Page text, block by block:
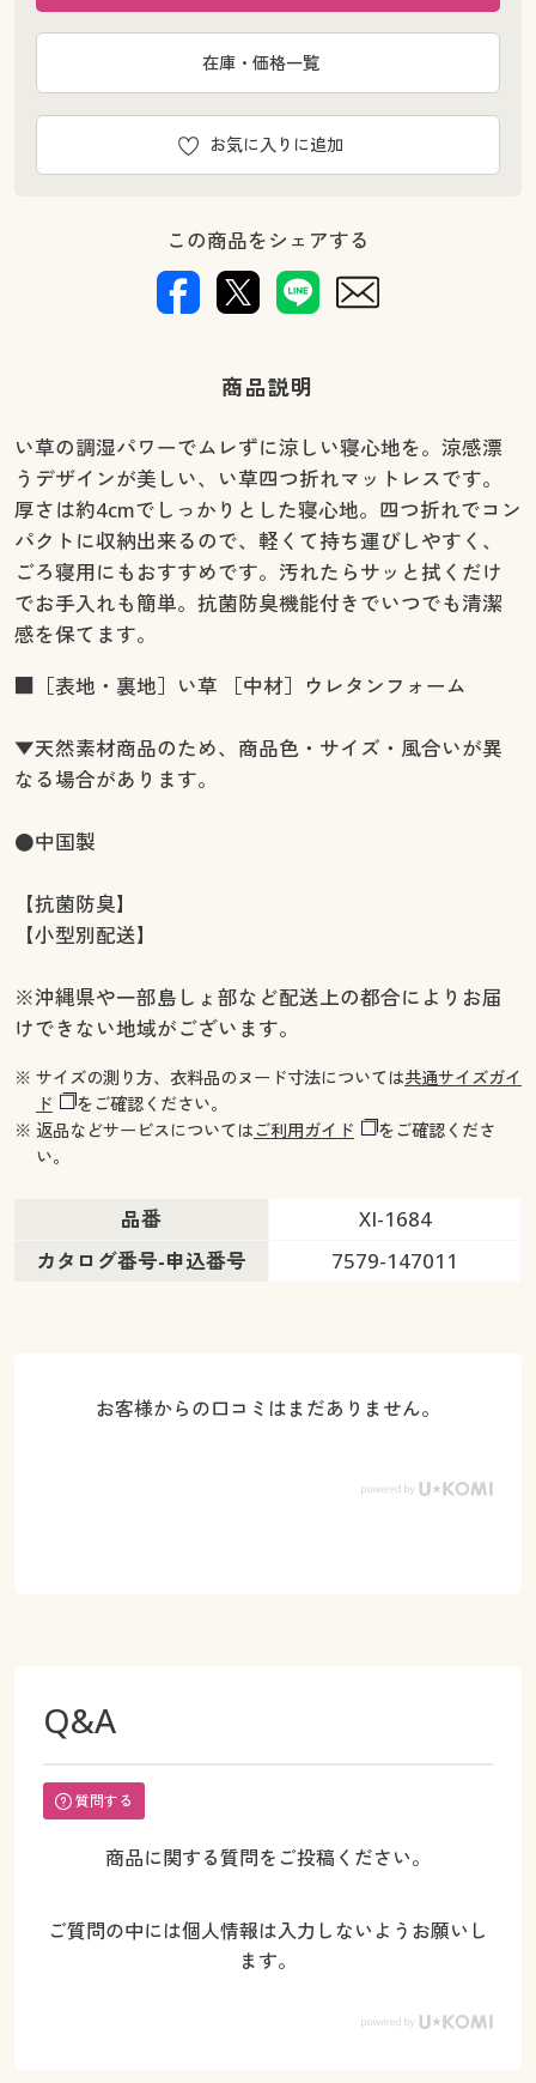
お気に入りに追加
在庫・価格一覧
この商品をシェアする
商品説明
い草の調湿パワーでムレずに涼しい寝心地を。涼感漂
うデザインが美しい、い草四つ折れマットレスです。
厚さは約4cmでしっかりとした寝心地。四つ折れでコン
パクトに収納出来るので、軽くて持ち運びしやすく、
ごろ寝用にもおすすめです。汚れたらサッと拭くだけ
でお手入れも簡単。抗菌防臭機能付きでいつでも清潔
感を保てます。
■［表地・裏地］い草 ［中材］ウレタンフォーム
▼天然素材商品のため、商品色・サイズ・風合いが異
なる場合があります。
●中国製
【抗菌防臭】
【小型別配送】
※沖縄県や一部島しょ部など配送上の都合によりお届
けできない地域がございます。
※ サイズの測り方、衣料品のヌード寸法については共通サイズガイ
ド
をご確認ください。
※ 返品などサービスについてはご利用ガイド
をご確認くださ
い。
品番
XI-1684
カタログ番号-申込番号
7579-147011
お客様からの口コミはまだありません。
Q&A
質問する
商品に関する質問をご投稿ください。
ご質問の中には個人情報は入力しないようお願いし
ます。